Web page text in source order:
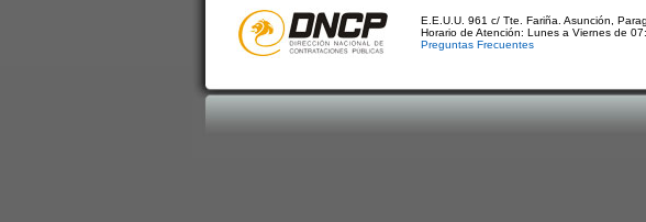
E.E.U.U. 961 c/ Tte. Fariña. Asunción,
Horario de Atención: Lunes a Viernes de
Preguntas Frecuentes